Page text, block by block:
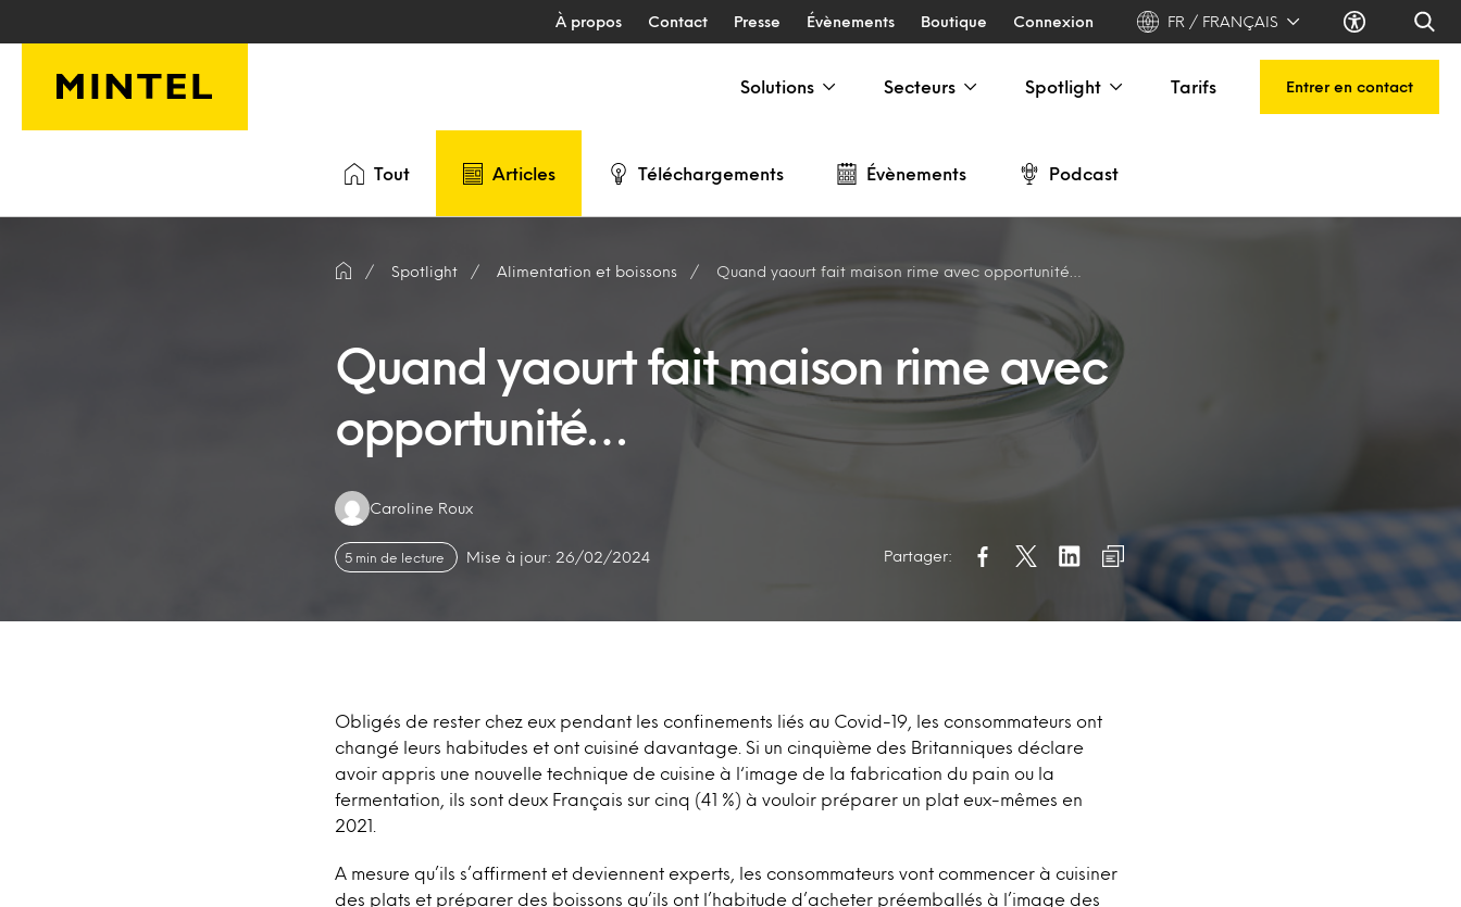
À propos Contact Presse Évènements Boutique Connexion FR / FRANÇAIS
Solutions Secteurs Spotlight Tarifs Entrer en contact
Tout Articles Téléchargements Évènements Podcast
Spotlight Alimentation et boissons Quand yaourt fait maison rime avec opportunité…
Quand yaourt fait maison rime avec
opportunité…
Authors:
Caroline Roux
5 min de lecture Mise à jour: 26/02/2024 Partager:
Obligés de rester chez eux pendant les confinements liés au Covid-19, les consommateurs ont
changé leurs habitudes et ont cuisiné davantage
Si un cinquième des Britanniques déclare
avoir appris une nouvelle technique de cuisine à l‘image de la fabrication du pain ou la
fermentation, ils sont deux Français sur cinq (41 %) à vouloir préparer un plat eux-mêmes en
2021.
A mesure qu’ils s’affirment et deviennent experts, les consommateurs vont commencer à cuisiner
des plats et préparer des boissons qu’ils ont l’habitude d’acheter préemballés à l’image des